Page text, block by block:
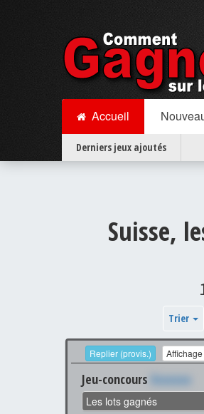
Accueil
Derniers jeux ajoutés
Suisse,
Trier
Replier (provis.)
Jeu-concours Xxxxxxx
Les lots gagnés